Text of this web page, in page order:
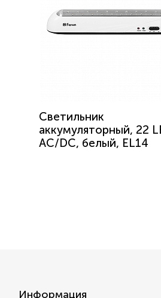
Светильник
аккумуляторный, 22
AC/DC, белый, EL14
Информация